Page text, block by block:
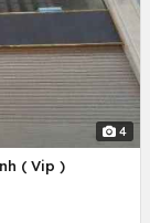
4
( Vip )